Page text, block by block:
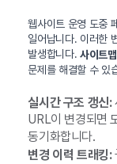
웹사이트 운영 도중
일어납니다. 이러한
발생합니다. 사이트
문제를 해결할 수 있
실시간 구조 갱신:
URL이 변경되면
동기화합니다.
변경 이력 트래킹: